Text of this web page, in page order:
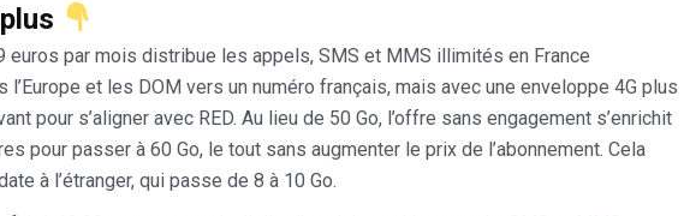
euros par mois distribue les appels, SMS et MMS illimités en France
et les DOM vers un numéro français, mais avec une enveloppe 4G plus
pour s’aligner avec RED. Au lieu de 50 Go, l’offre sans engagement s’enrichit
pour passer à 60 Go, le tout sans augmenter le prix de l’abonnement. Cela
à l’étranger, qui passe de 8 à 10 Go.